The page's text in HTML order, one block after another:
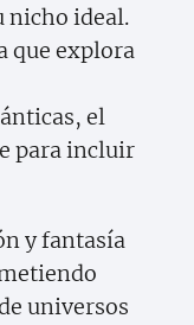
nicho ideal.
que explora
el
para incluir
y fantasía
universos